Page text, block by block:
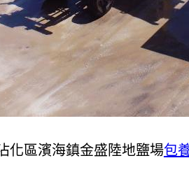
化區濱海鎮金盛陸地鹽場包